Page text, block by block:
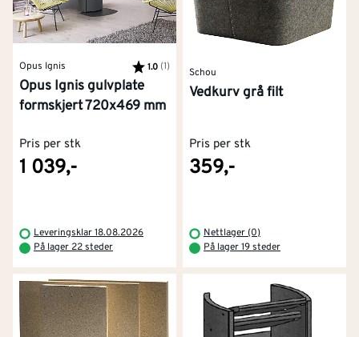
Opus Ignis Karakter:
1.0 (1) av 5 mulige
Opus Ignis gulvplate
formskjert 720x469 mm
Pris per stk
1 039,-
Leveringsklar 18.08.2026
På lager 22 steder
Schou
Vedkurv grå filt
Pris per stk
359,-
Nettlager (0)
På lager 19 steder